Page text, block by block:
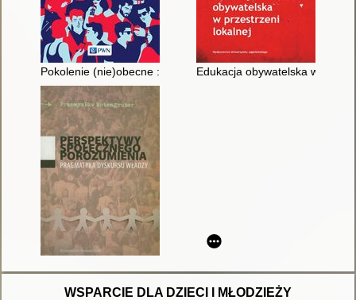
Pokolenie (nie)obecne : uwarunkowania i procesy
Edukacja obywatelska w
WSPARCIE DLA DZIECI I MŁODZIEŻY